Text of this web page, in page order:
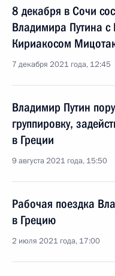
8 декабря в Сочи
Владимира Путина
Кириакосом
7 декабря 2021 года, 12:45
Владимир Путин
группировку,
в Греции
9 августа 2021 года, 15:50
Рабочая поездка
в Грецию
2 июля 2021 года, 17:00